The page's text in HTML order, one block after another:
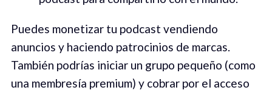
Puedes monetizar tu podcast vendiendo
anuncios y haciendo patrocinios de marcas.
También podrías iniciar un grupo pequeño (como
una membresía premium) y cobrar por el acceso